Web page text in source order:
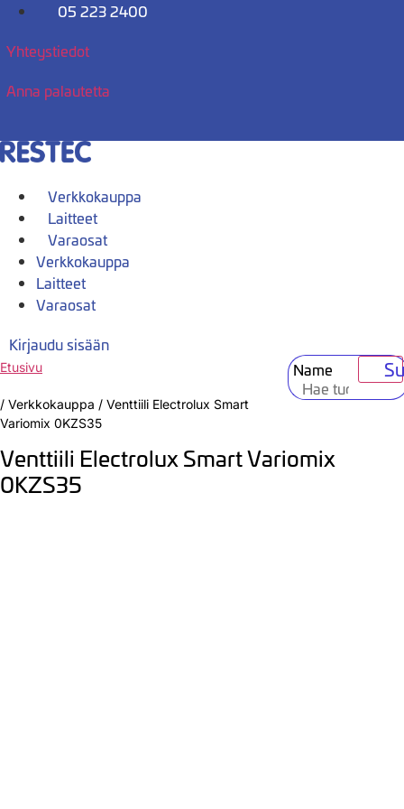
Mene
05 223 2400
Yhteystiedot
Anna palautetta
Verkkokauppa
Laitteet
Varaosat
Verkkokauppa
Laitteet
Varaosat
Kirjaudu sisään
Name
Etusivu
/ Verkkokauppa / Venttiili Electrolux Smart
Variomix 0KZS35
Venttiili Electrolux Smart Variomix
0KZS35